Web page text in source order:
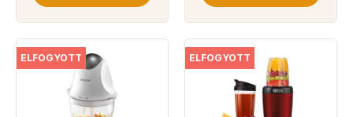
ELFOGYOTT ELFOGYOTT